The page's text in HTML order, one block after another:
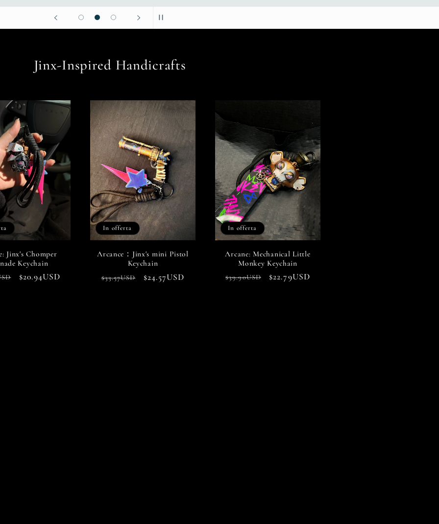
Jinx-Inspired Handicrafts
Jinx's Chomper
Keychain
Prezzo
$20.94USD
In offerta
Arcance：Jinx's mini Pistol
Keychain
Prezzo
$33.57USD
Prezzo
$24.57USD
In offerta
Arcane: Mechanical Little
Monkey Keychain
Prezzo
$39.90USD
Prezzo
$22.79USD